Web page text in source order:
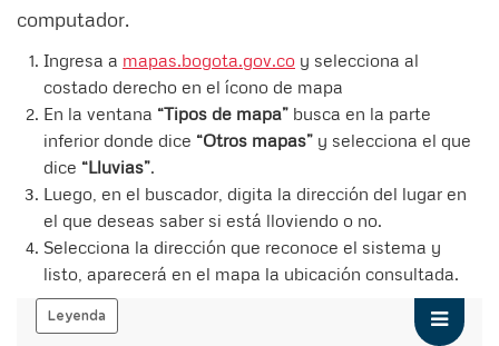
computador.
Ingresa a mapas.bogota.gov.co y selecciona al
costado derecho en el ícono de mapa
En la ventana “Tipos de mapa” busca en la parte
inferior donde dice “Otros mapas” y selecciona el que
dice “Lluvias”.
Luego, en el buscador, digita la dirección del lugar en
el que deseas saber si está lloviendo o no.
Selecciona la dirección que reconoce el sistema y
listo, aparecerá en el mapa la ubicación consultada.